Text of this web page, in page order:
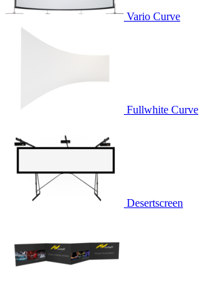
Vario Curve
Fullwhite Curve
Desertscreen